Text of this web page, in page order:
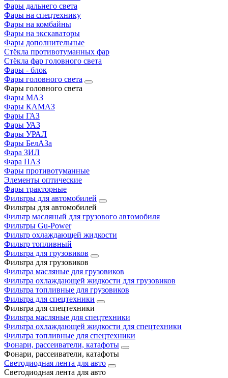
Фары дальнего света
Фары на спецтехнику
Фары на комбайны
Фары на экскаваторы
Фары дополнительные
Стёкла противотуманных фар
Стёкла фар головного света
Фары - блок
Фары головного света
Фары головного света
Фары МАЗ
Фары КАМАЗ
Фары ГАЗ
Фары УАЗ
Фары УРАЛ
Фары БелАЗа
Фара ЗИЛ
Фара ПАЗ
Фары противотуманные
Элементы оптические
Фары тракторные
Фильтры для автомобилей
Фильтры для автомобилей
Фильтр масляный для грузового автомобиля
Фильтры Gu-Power
Фильтр охлаждающей жидкости
Фильтр топливный
Фильтра для грузовиков
Фильтра для грузовиков
Фильтра масляные для грузовиков
Фильтра охлаждающей жидкости для грузовиков
Фильтра топливные для грузовиков
Фильтра для спецтехники
Фильтра для спецтехники
Фильтра масляные для спецтехники
Фильтра охлаждающей жидкости для спецтехники
Фильтра топливные для спецтехники
Фонари, рассеиватели, катафоты
Фонари, рассеиватели, катафоты
Светодиодная лента для авто
Светодиодная лента для авто